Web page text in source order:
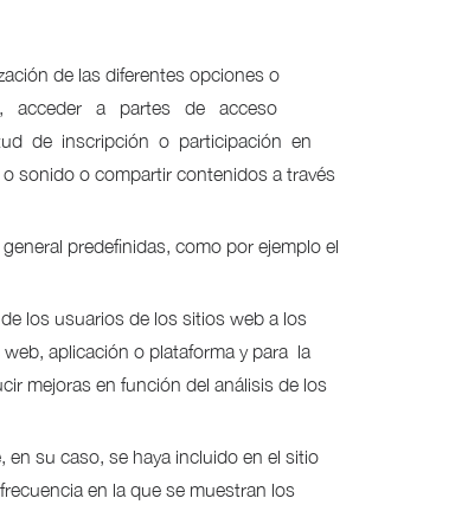
de las diferentes opciones o
acceder a partes de acceso
de inscripción o participación en
o compartir contenidos a través
predefinidas, como por ejemplo el
los usuarios de los sitios web a los
aplicación o plataforma y para la
mejoras en función del análisis de los
su caso, se haya incluido en el sitio
en la que se muestran los